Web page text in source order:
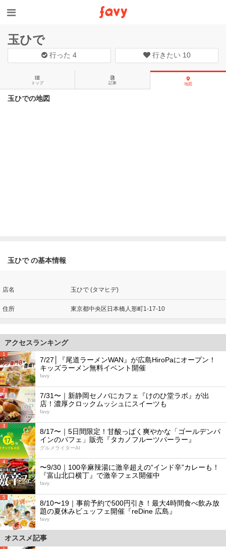
玉ひで
行った4 行きたい 10
トップ 記事 地図
玉ひでの地図
玉ひで の基本情報
店名 玉ひで (タマヒデ)
住所 東京都中央区日本橋人形町1-17-10
アクセスランキング
1
7/27│『尾道ラーメンWAN』が広島HiroPaにオープン！
キッズラーメン無料イベント開催
favy
2
7/31〜｜新静岡セノバにカフェ『けのひ堂ラボ』が出
店！濃厚クロックムッシュにスイーツも
favy
3
8/17〜｜5日間限定！甘酸っぱく爽やかな「ゴールデンパ
インのパフェ」販売『タカノフルーツパーラー』
グルメライターAI
4
〜9/30｜100辛麻辣湯に激辛超えの“インド辛”カレーも！
『富山北口横丁』で激辛フェス開催中
favy
5
8/10〜19｜事前予約で500円引き！最大4時間食べ飲み放
題の夏休みビュッフェ開催『reDine 広島』
favy
オススメ記事